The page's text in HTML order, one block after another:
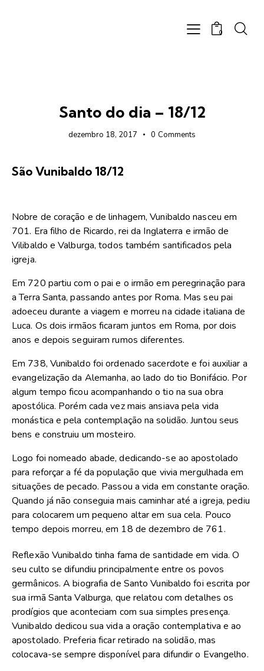
0
Santo do dia – 18/12
dezembro 18, 2017 0 Comments
São Vunibaldo 18/12
Nobre de coração e de linhagem, Vunibaldo nasceu em
701. Era filho de Ricardo, rei da Inglaterra e irmão de
Vilibaldo e Valburga, todos também santificados pela
igreja.
Em 720 partiu com o pai e o irmão em peregrinação para
a Terra Santa, passando antes por Roma. Mas seu pai
adoeceu durante a viagem e morreu na cidade italiana de
Luca. Os dois irmãos ficaram juntos em Roma, por dois
anos e depois seguiram rumos diferentes.
Em 738, Vunibaldo foi ordenado sacerdote e foi auxiliar a
evangelização da Alemanha, ao lado do tio Bonifácio. Por
algum tempo ficou acompanhando o tio na sua obra
apostólica. Porém cada vez mais ansiava pela vida
monástica e pela contemplação na solidão. Juntou seus
bens e construiu um mosteiro.
Logo foi nomeado abade, dedicando-se ao apostolado
para reforçar a fé da população que vivia mergulhada em
situações de pecado. Passou a vida em constante oração.
Quando já não conseguia mais caminhar até a igreja, pediu
para colocarem um pequeno altar em sua cela. Pouco
tempo depois morreu, em 18 de dezembro de 761.
Reflexão Vunibaldo tinha fama de santidade em vida. O
seu culto se difundiu principalmente entre os povos
germânicos. A biografia de Santo Vunibaldo foi escrita por
sua irmã Santa Valburga, que relatou com detalhes os
prodígios que aconteciam com sua simples presença.
Vunibaldo dedicou sua vida a oração contemplativa e ao
apostolado. Preferia ficar retirado na solidão, mas
colocava-se sempre disponível para difundir o Evangelho.